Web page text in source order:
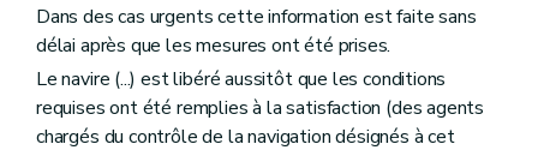
Dans des cas urgents cette information est faite sans
délai après que les mesures ont été prises.
Le navire (...) est libéré aussitôt que les conditions
requises ont été remplies à la satisfaction (des agents
chargés du contrôle de la navigation désignés à cet